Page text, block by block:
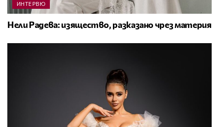
ИНТЕРВЮ
Нели Радева: изящество, разказано чрез материя